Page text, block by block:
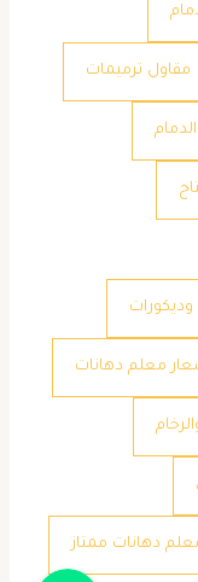
مقاول ترميمات
معلم دهانات
دهانات ممتاز
جوال